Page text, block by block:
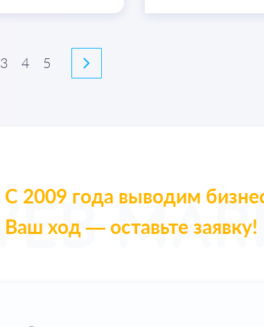
3 4 5
С 2009 года выводим
Ваш ход — оставьте заявку!